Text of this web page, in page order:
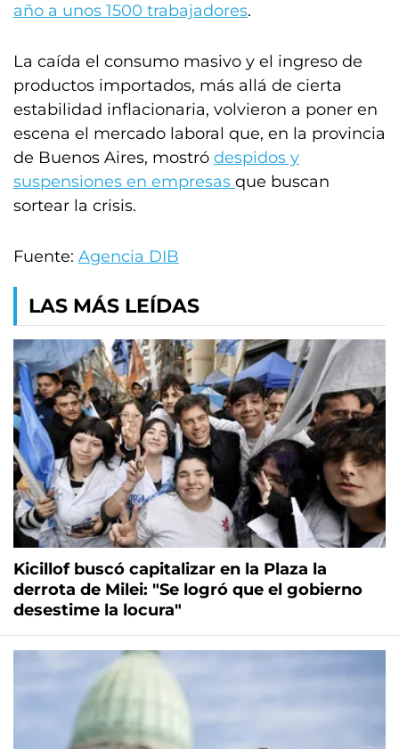
año a unos 1500 trabajadores.
La caída el consumo masivo y el ingreso de
productos importados, más allá de cierta
estabilidad inflacionaria, volvieron a poner en
escena el mercado laboral que, en la provincia
de Buenos Aires, mostró despidos y
suspensiones en empresas que buscan
sortear la crisis.
Fuente: Agencia DIB
LAS MÁS LEÍDAS
Kicillof buscó capitalizar en la Plaza la
derrota de Milei: "Se logró que el gobierno
desestime la locura"